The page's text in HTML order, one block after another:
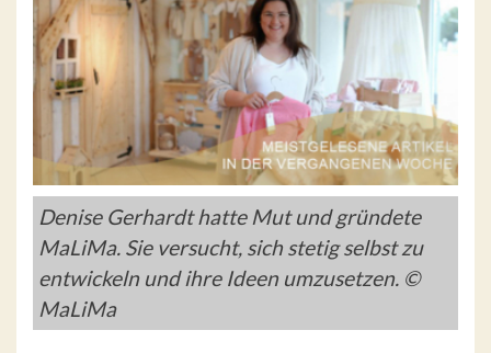
Denise Gerhardt hatte Mut und gründete
MaLiMa. Sie versucht, sich stetig selbst zu
entwickeln und ihre Ideen umzusetzen. ©
MaLiMa